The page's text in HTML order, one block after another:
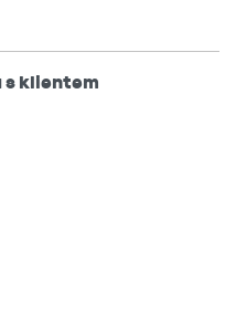
s klientem